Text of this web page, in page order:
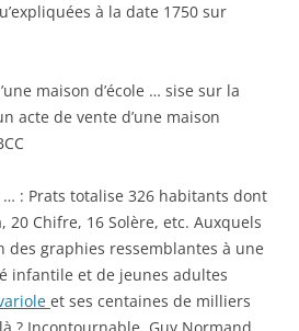
à la date 1750 sur
maison d’école … sise sur la
acte de vente d’une maison
… : Prats totalise 326 habitants dont
20 Chifre, 16 Solère, etc. Auxquels
des graphies ressemblantes à une
infantile et de jeunes adultes
et ses centaines de milliers